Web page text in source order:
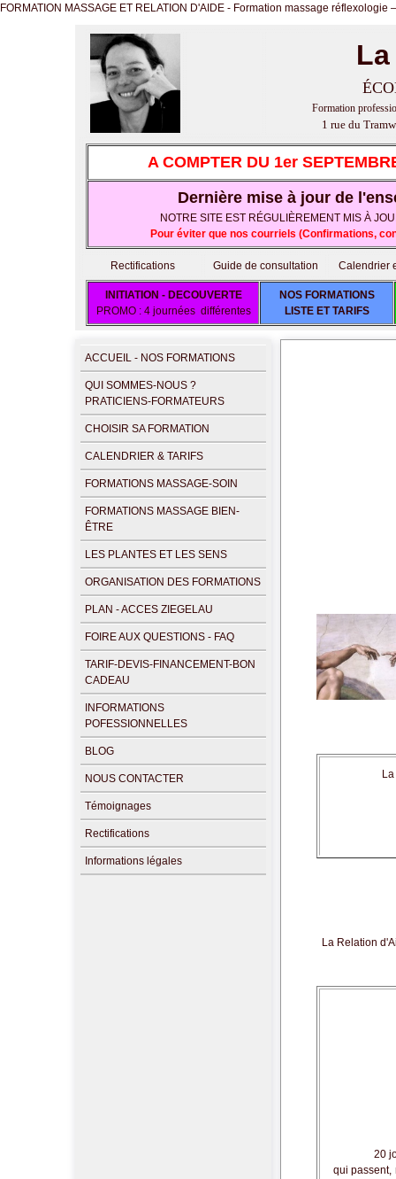
FORMATION MASSAGE ET RELATION D'AIDE - Formation massage
Formation
1 rue du
A COMPTER DU 1er
Dernière mise à jour de
NOTRE SITE EST RÉGULIÈREMENT MIS À
Pour éviter que nos courriels (Confirmations,
Rectifications Guide de consultation Calendrier
INITIATION - DECOUVERTE
PROMO : 4 journées différentes
NOS FORMATIONS
LISTE ET TARIFS
ACCUEIL - NOS FORMATIONS
QUI SOMMES-NOUS ?
PRATICIENS-FORMATEURS
CHOISIR SA FORMATION
CALENDRIER & TARIFS
FORMATIONS MASSAGE-SOIN
FORMATIONS MASSAGE BIEN-
ÊTRE
LES PLANTES ET LES SENS
ORGANISATION DES FORMATIONS
PLAN - ACCES ZIEGELAU
FOIRE AUX QUESTIONS - FAQ
TARIF-DEVIS-FINANCEMENT-BON
CADEAU
INFORMATIONS
POFESSIONNELLES
BLOG
NOUS CONTACTER
Témoignages
Rectifications
Informations légales
La Relation
20
qui passent,